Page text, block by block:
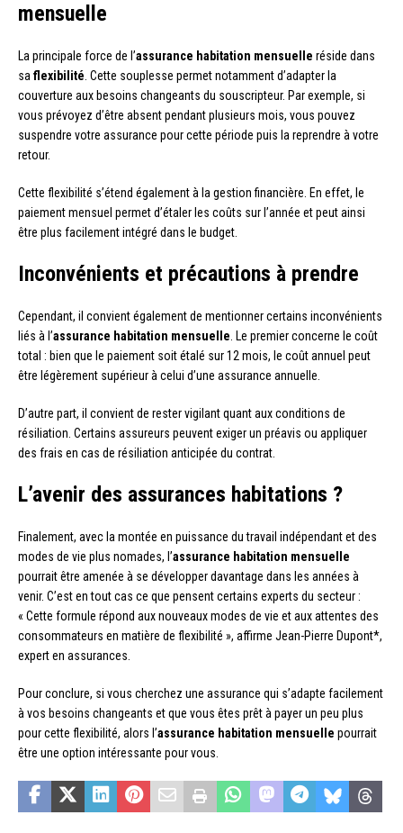
mensuelle
La principale force de l’assurance habitation mensuelle réside dans
sa flexibilité . Cette souplesse permet notamment d’adapter la
couverture aux besoins changeants du souscripteur. Par exemple, si
vous prévoyez d’être absent pendant plusieurs mois, vous pouvez
suspendre votre assurance pour cette période puis la reprendre à votre
retour.
Cette flexibilité s’étend également à la gestion financière. En effet, le
paiement mensuel permet d’étaler les coûts sur l’année et peut ainsi
être plus facilement intégré dans le budget.
Inconvénients et précautions à prendre
Cependant, il convient également de mentionner certains inconvénients
liés à l’assurance habitation mensuelle . Le premier concerne le coût
total : bien que le paiement soit étalé sur 12 mois, le coût annuel peut
être légèrement supérieur à celui d’une assurance annuelle.
D’autre part, il convient de rester vigilant quant aux conditions de
résiliation. Certains assureurs peuvent exiger un préavis ou appliquer
des frais en cas de résiliation anticipée du contrat.
L’avenir des assurances habitations ?
Finalement, avec la montée en puissance du travail indépendant et des
modes de vie plus nomades, l’assurance habitation mensuelle
pourrait être amenée à se développer davantage dans les années à
venir. C’est en tout cas ce que pensent certains experts du secteur :
« Cette formule répond aux nouveaux modes de vie et aux attentes des
consommateurs en matière de flexibilité », affirme Jean-Pierre Dupont*,
expert en assurances.
Pour conclure, si vous cherchez une assurance qui s’adapte facilement
à vos besoins changeants et que vous êtes prêt à payer un peu plus
pour cette flexibilité, alors l’assurance habitation mensuelle pourrait
être une option intéressante pour vous.